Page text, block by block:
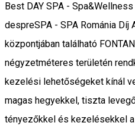
Best DAY SPA -
despreSPA - SPA Románia
központjában található
négyzetméteres területén
kezelési lehetőségeket kínál
magas hegyekkel, tiszta
tényezőkkel és kezelésekkel